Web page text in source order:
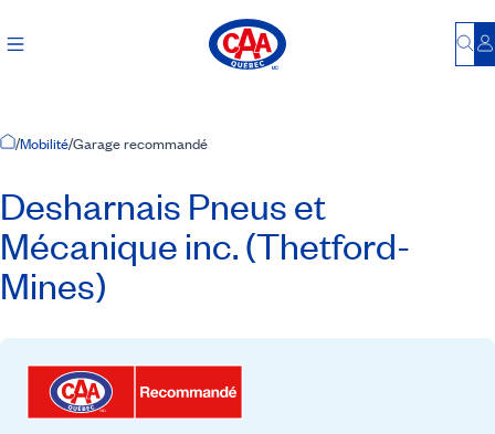
Accueil
/Mobilité/Garage recommandé
Desharnais Pneus et
Mécanique inc. (Thetford-
Mines)